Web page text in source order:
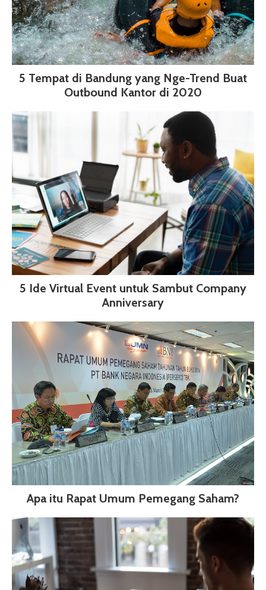
5 Tempat di Bandung yang Nge-Trend Buat
Outbound Kantor di 2020
5 Ide Virtual Event untuk Sambut Company
Anniversary
Apa itu Rapat Umum Pemegang Saham?